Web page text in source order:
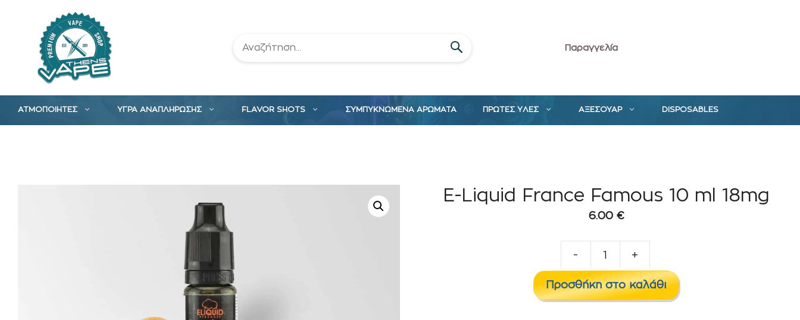
περιεχόμενο
Παραγγελία
ΑΤΜΟΠΟΙΗΤΕΣ ΥΓΡΑ ΑΝΑΠΛΗΡΩΣΗΣ FLAVOR SHOTS ΣΥΜΠΥΚΝΩΜΕΝΑ ΑΡΩΜΑΤΑ ΠΡΩΤΕΣ ΥΛΕΣ ΑΞΕΣΟΥΑΡ DISPOSABLES
E-Liquid France Famous 10 ml 18mg
6.00€
-
Liquid
France
+
Προσθήκη στο καλάθι